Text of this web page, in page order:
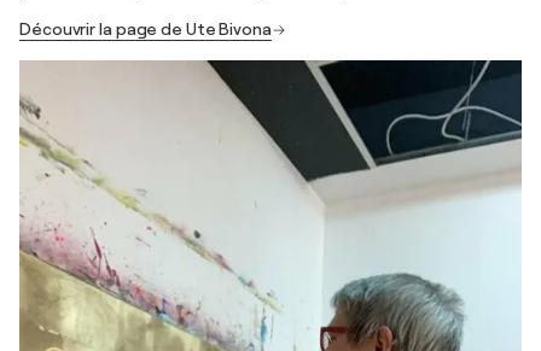
Découvrir la page de Ute Bivona